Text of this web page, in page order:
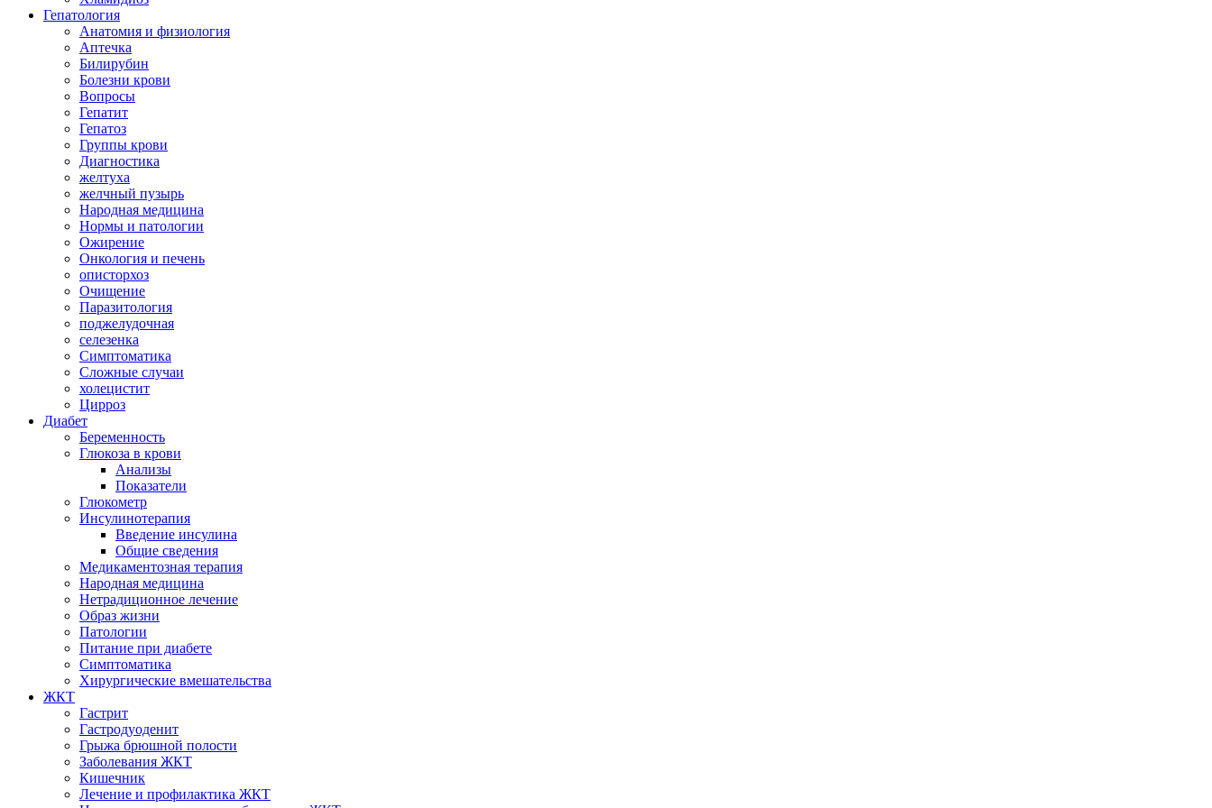
Гепатология
Анатомия и физиология
Аптечка
Билирубин
Болезни крови
Вопросы
Гепатит
Гепатоз
Группы крови
Диагностика
желтуха
желчный пузырь
Народная медицина
Нормы и патологии
Ожирение
Онкология и печень
описторхоз
Очищение
Паразитология
поджелудочная
селезенка
Симптоматика
Сложные случаи
холецистит
Цирроз
Диабет
Беременность
Глюкоза в крови
Анализы
Показатели
Глюкометр
Инсулинотерапия
Введение инсулина
Общие сведения
Медикаментозная терапия
Народная медицина
Нетрадиционное лечение
Образ жизни
Патологии
Питание при диабете
Симптоматика
Хирургические вмешательства
ЖКТ
Гастрит
Гастродуоденит
Грыжа брюшной полости
Заболевания ЖКТ
Кишечник
Лечение и профилактика ЖКТ